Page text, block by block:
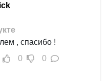
, спасибо !
0 0